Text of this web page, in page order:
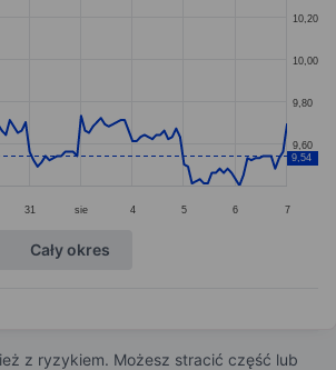
31 sie 4 5 6 7
9,60
9,80
10,00
10,20
9,54
Cały okres
z ryzykiem. Możesz stracić część lub